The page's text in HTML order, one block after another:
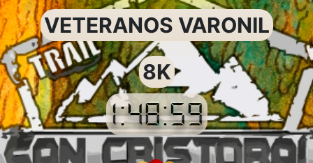
VETERANOS VARONIL
8K
1:48:59